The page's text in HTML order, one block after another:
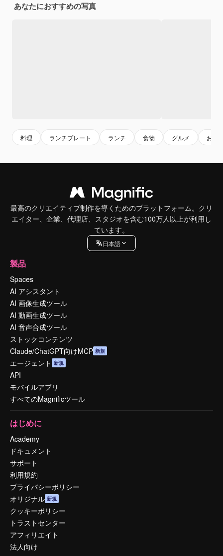
あなたにおすすめの写真
料理 ランチプレート ランチ 食物 グルメ おい
最高のクリエイティブ制作を導くためのプラットフォーム。クリ
エイター、企業、代理店、スタジオを含む100万人以上が利用し
ています。
日本語
製品
Spaces
AI アシスタント
AI 画像生成ツール
AI 動画生成ツール
AI 音声合成ツール
ストックコンテンツ
Claude/ChatGPT向けMCP 新規
エージェント 新規
API
モバイルアプリ
すべてのMagnificツール
はじめに
Academy
ドキュメント
サポート
利用規約
プライバシーポリシー
オリジナル 新規
クッキーポリシー
トラストセンター
アフィリエイト
法人向け